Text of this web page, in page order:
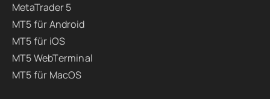
MetaTrader 5
MT5 für Android
MT5 für iOS
MT5 WebTerminal
MT5 für MacOS